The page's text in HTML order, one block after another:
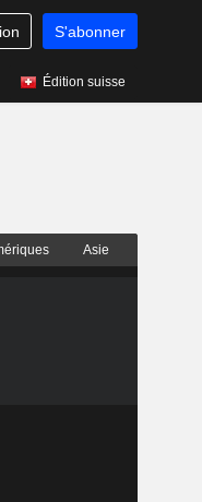
S'abonner
Édition suisse
Asie